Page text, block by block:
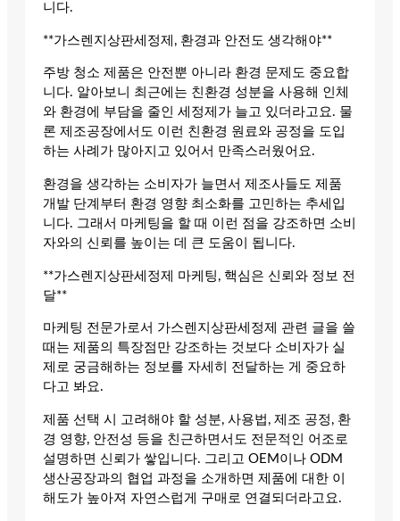
니다.
**가스렌지상판세정제, 환경과 안전도 생각해야**
주방 청소 제품은 안전뿐 아니라 환경 문제도 중요합
니다. 알아보니 최근에는 친환경 성분을 사용해 인체
와 환경에 부담을 줄인 세정제가 늘고 있더라고요. 물
론 제조공장에서도 이런 친환경 원료와 공정을 도입
하는 사례가 많아지고 있어서 만족스러웠어요.
환경을 생각하는 소비자가 늘면서 제조사들도 제품
개발 단계부터 환경 영향 최소화를 고민하는 추세입
니다. 그래서 마케팅을 할 때 이런 점을 강조하면 소비
자와의 신뢰를 높이는 데 큰 도움이 됩니다.
**가스렌지상판세정제 마케팅, 핵심은 신뢰와 정보 전
달**
마케팅 전문가로서 가스렌지상판세정제 관련 글을 쓸
때는 제품의 특장점만 강조하는 것보다 소비자가 실
제로 궁금해하는 정보를 자세히 전달하는 게 중요하
다고 봐요.
제품 선택 시 고려해야 할 성분, 사용법, 제조 공정, 환
경 영향, 안전성 등을 친근하면서도 전문적인 어조로
설명하면 신뢰가 쌓입니다. 그리고 OEM이나 ODM
생산공장과의 협업 과정을 소개하면 제품에 대한 이
해도가 높아져 자연스럽게 구매로 연결되더라고요.